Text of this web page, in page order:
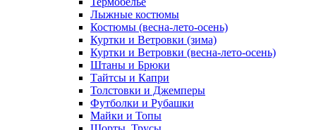
Лыжные костюмы
Костюмы (весна-лето-осень)
Куртки и Ветровки (зима)
Куртки и Ветровки (весна-лето-осень)
Штаны и Брюки
Тайтсы и Капри
Толстовки и Джемперы
Футболки и Рубашки
Майки и Топы